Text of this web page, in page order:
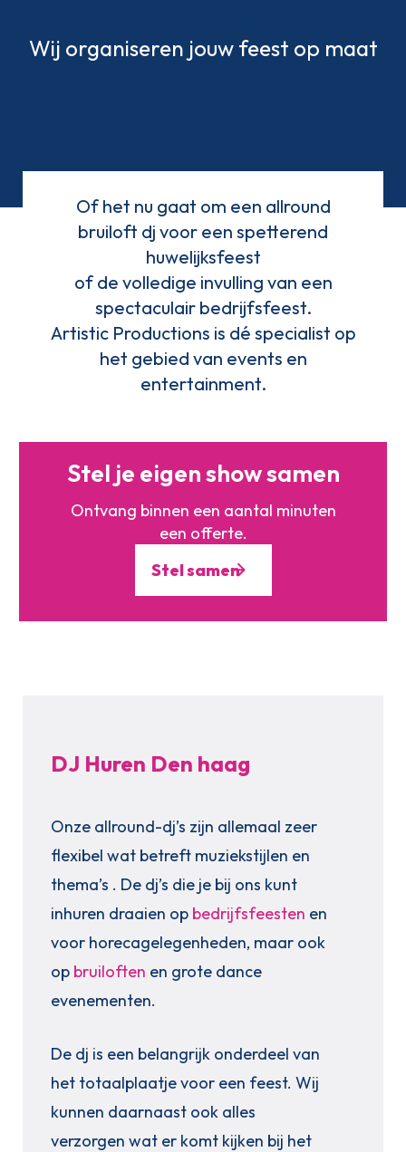
Wij organiseren jouw feest op maat
Of het nu gaat om een allround
bruiloft dj voor een spetterend
huwelijksfeest
of de volledige invulling van een
spectaculair bedrijfsfeest.
Artistic Productions is dé specialist op
het gebied van events en
entertainment.
Stel je eigen show samen
Ontvang binnen een aantal minuten
een offerte.
Stel samen
DJ Huren Den haag
Onze allround-dj’s zijn allemaal zeer
flexibel wat betreft muziekstijlen en
thema’s . De dj’s die je bij ons kunt
inhuren draaien op bedrijfsfeesten en
voor horecagelegenheden, maar ook
op bruiloften en grote dance
evenementen.
De dj is een belangrijk onderdeel van
het totaalplaatje voor een feest. Wij
kunnen daarnaast ook alles
verzorgen wat er komt kijken bij het